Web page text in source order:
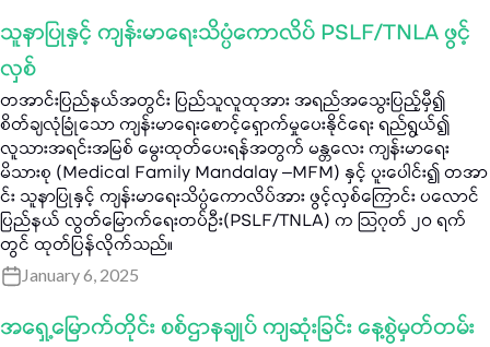
သူနာပြုနှင့် ကျန်းမာရေးသိပ္ပံကောလိပ် PSLF/TNLA ဖွင့်
လှစ်
တအာင်းပြည်နယ်အတွင်း ပြည်သူလူထုအား အရည်အသွေးပြည့်မှီ၍
စိတ်ချလုံခြုံသော ကျန်းမာရေးစောင့်ရှောက်မှုပေးနိုင်ရေး ရည်ရွယ်၍
လူသားအရင်းအမြစ် မွေးထုတ်ပေးရန်အတွက် မန္တလေး ကျန်းမာရေး
မိသားစု (Medical Family Mandalay –MFM) နှင့် ပူးပေါင်း၍ တအာ
င်း သူနာပြုနှင့် ကျန်းမာရေးသိပ္ပံကောလိပ်အား ဖွင့်လှစ်ကြောင်း ပလောင်
ပြည်နယ် လွတ်မြောက်ရေးတပ်ဦး(PSLF/TNLA) က သြဂုတ် ၂၀ ရက်
တွင် ထုတ်ပြန်လိုက်သည်။
January 6, 2025
အရှေ့မြောက်တိုင်း စစ်ဌာနချုပ် ကျဆုံးခြင်း နေ့စွဲမှတ်တမ်း